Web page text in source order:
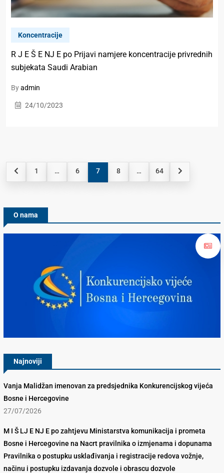
Koncentracije
R J E Š E NJ E po Prijavi namjere koncentracije privrednih
subjekata Saudi Arabian
Byadmin
24/10/2023
1 … 6 7 8 … 64
O nama
Najnoviji
Vanja Malidžan imenovan za predsjednika Konkurencijskog vijeća
Bosne i Hercegovine
27/07/2026
M I Š LJ E NJ E po zahtjevu Ministarstva komunikacija i prometa
Bosne i Hercegovine na Nacrt pravilnika o izmjenama i dopunama
Pravilnika o postupku usklađivanja i registracije redova vožnje,
načinu i postupku izdavanja dozvole i obrascu dozvole